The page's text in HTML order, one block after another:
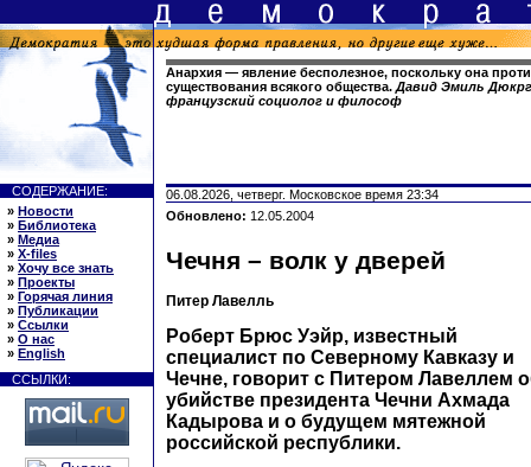
Анархия — явление бесполезное, поскольку она
существования всякого общества. Давид Эмиль
французский социолог и философ
СОДЕРЖАНИЕ:
» Новости
» Библиотека
» Медиа
» X-files
» Хочу все знать
» Проекты
» Горячая линия
» Публикации
» Ссылки
» О нас
» English
ССЫЛКИ:
06.08.2026, четверг. Московское время 23:34
Обновлено: 12.05.2004
Чечня – волк у дверей
Питер Лавелль
Роберт Брюс Уэйр, известный
специалист по Северному Кавказу и
Чечне, говорит с Питером Лавеллем
убийстве президента Чечни Ахмада
Кадырова и о будущем мятежной
российской республики.